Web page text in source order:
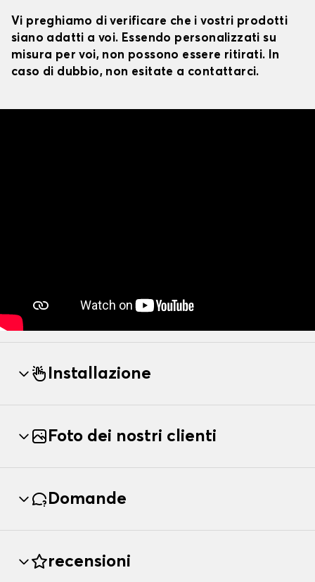
Vi preghiamo di verificare che i vostri prodotti
siano adatti a voi. Essendo personalizzati su
misura per voi, non possono essere ritirati. In
caso di dubbio, non esitate a contattarci.
Installazione
Foto dei nostri clienti
Domande
recensioni